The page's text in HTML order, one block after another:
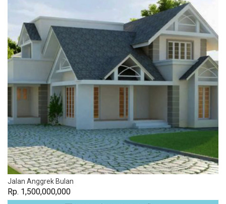
Jalan Anggrek Bulan
Rp. 1,500,000,000